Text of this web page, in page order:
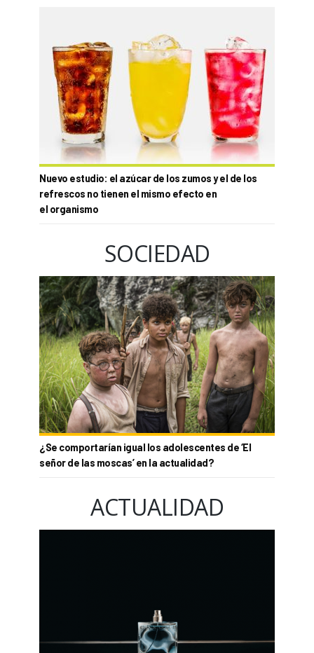
Nuevo estudio: el azúcar de los zumos y el de los
refrescos no tienen el mismo efecto en
el organismo
SOCIEDAD
¿Se comportarían igual los adolescentes de ‘El
señor de las moscas’ en la actualidad?
ACTUALIDAD